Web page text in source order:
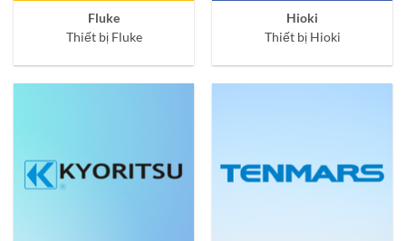
Fluke
Thiết bị Fluke
Hioki
Thiết bị Hioki